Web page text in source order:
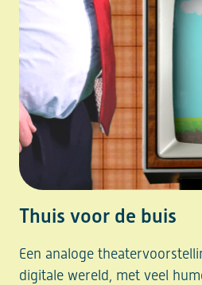
Thuis voor de buis
Een analoge
digitale wereld, met veel